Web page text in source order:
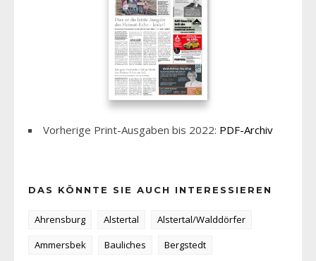
Vorherige Print-Ausgaben bis 2022: PDF-Archiv
DAS KÖNNTE SIE AUCH INTERESSIEREN
Ahrensburg Alstertal
Alstertal/Walddörfer
Ammersbek
Bauliches
Bergstedt